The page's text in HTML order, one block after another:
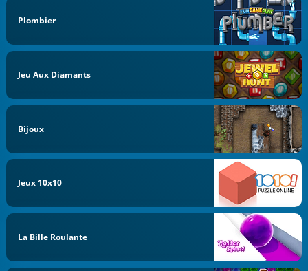
Plombier
Jeu Aux Diamants
Bijoux
Jeux 10x10
La Bille Roulante